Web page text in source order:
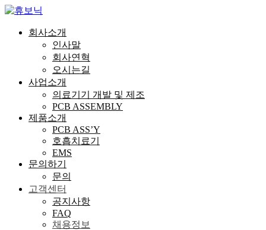
회사소개
인사말
회사연혁
오시는길
사업소개
의료기기 개발 및 제조
PCB ASSEMBLY
제품소개
PCB ASS’Y
호흡치료기
EMS
문의하기
문의
고객센터
공지사항
FAQ
채용정보